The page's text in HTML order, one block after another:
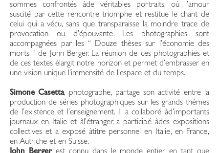
sommes confrontés àde véritables portraits, où l’amour
suscité par cette rencontre triomphe et restitue le chant de
celui qui a vécu, sans que transparaisse la moindre trace de
provocation ou d’épouvante. Les photographies sont
accompagnées par les “ Douze thèses sur l’économie des
morts ” de John Berger. La réunion de ces photographies et
de ces textes élargit notre horizon et permet d’embrasser en
une vision unique l’immensité de l’espace et du temps.
Simone Casetta, photographe, partage son activité entre la
production de séries photographiques sur les grands thèmes
de l’existence et l’enseignement. Il a collaboré àd’importants
journaux en Italie et àl’étranger, a participé àdes expositions
collectives et a exposé àtitre personnel en Italie, en France,
en Autriche et en Suisse.